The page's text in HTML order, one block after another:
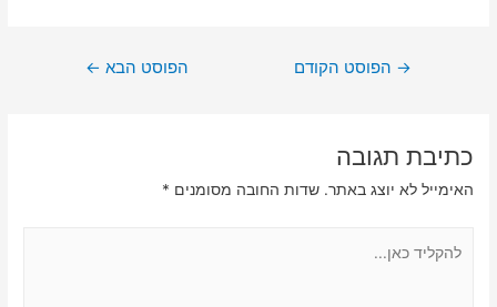
ניווט
→ הפוסט הקודם הפוסט הבא ←
כתיבת תגובה
האימייל לא יוצג באתר. שדות החובה מסומנים *